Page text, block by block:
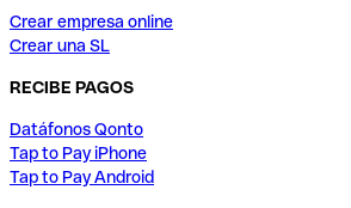
Crear empresa online
Crear una SL
RECIBE PAGOS
Datáfonos Qonto
Tap to Pay iPhone
Tap to Pay Android